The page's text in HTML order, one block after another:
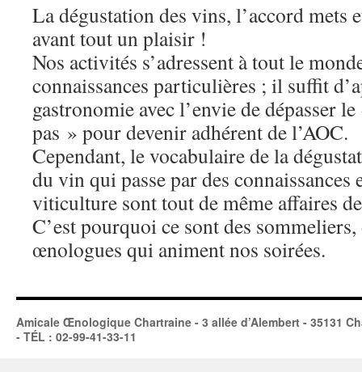
La dégustation des vins, l’accord mets
avant tout un plaisir !
Nos activités s’adressent à tout le
connaissances particulières ; il suffit
gastronomie avec l’envie de dépasser
pas » pour devenir adhérent de l’AOC.
Cependant, le vocabulaire de la
du vin qui passe par des
viticulture sont tout de même affaires
C’est pourquoi ce sont des sommeliers,
œnologues qui animent nos soirées.
Amicale Œnologique Chartraine - 3 allée d’Alembert - 35131
- TÉL : 02-99-41-33-11